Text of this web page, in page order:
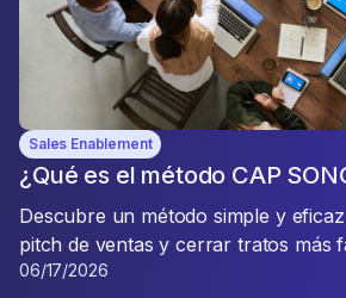
Sales Enablement
¿Qué es el método CAP
Descubre un método simple y
pitch de ventas y cerrar tratos más
06/17/2026